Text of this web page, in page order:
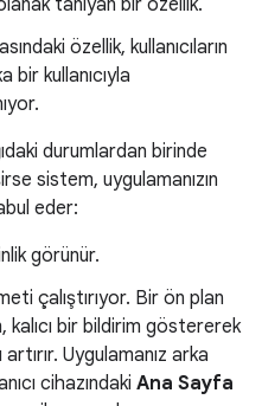
tanıyan bir özellik.
özellik, kullanıcıların
bir kullanıcıyla
durumlardan birinde
sistem, uygulamanızın
eder:
görünür.
çalıştırıyor. Bir ön plan
kalıcı bir bildirim göstererek
artırır. Uygulamanız arka
cihazındaki Ana Sayfa